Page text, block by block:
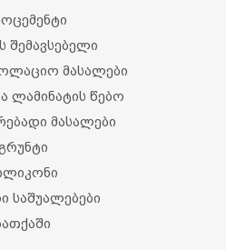
შემავსებელი
მასალები
ლამინატის წებო
მასალები
საშუალებები